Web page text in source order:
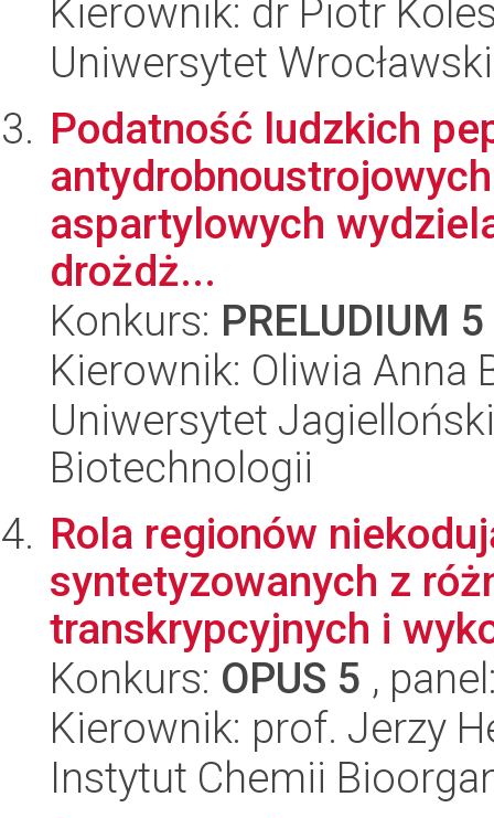
Kierownik: dr Piotr
Uniwersytet
Podatność ludzkich
aspartylowych
drożdż...
Konkurs: PRELUDIUM 5
Kierownik: Oliwia Anna
Uniwersytet
Biotechnologii
Rola regionów
syntetyzowanych z
transkrypcyjnych i
Konkurs: OPUS 5 ,
Kierownik: prof. Jerzy
Instytut Chemii